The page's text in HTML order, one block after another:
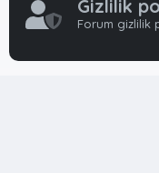
Gizlilik
Forum gizlilik